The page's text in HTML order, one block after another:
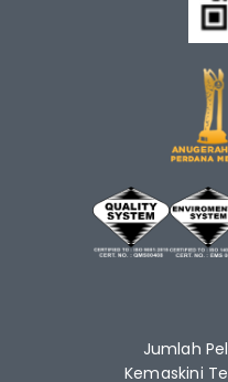
Jumlah
Kemaskini